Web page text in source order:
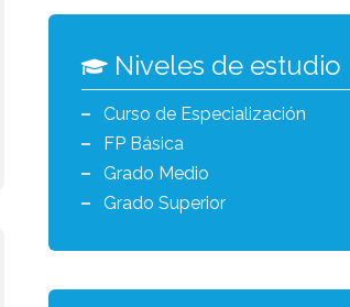
Niveles de estudio
Curso de Especialización
FP Básica
Grado Medio
Grado Superior